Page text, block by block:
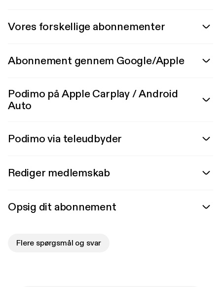
Vores forskellige abonnementer
Abonnement gennem Google/Apple
Podimo på Apple Carplay / Android
Auto
Podimo via teleudbyder
Rediger medlemskab
Opsig dit abonnement
Flere spørgsmål og svar